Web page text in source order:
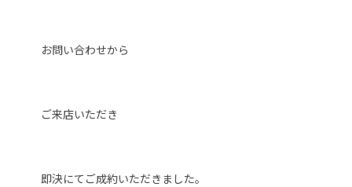
お問い合わせから
ご来店いただき
即決にてご成約いただきました。